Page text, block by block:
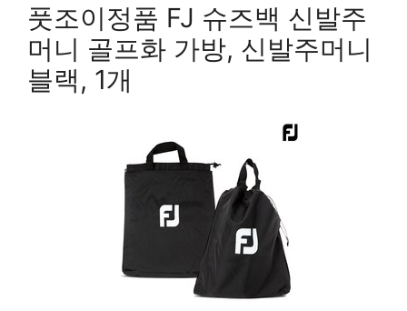
풋조이정품 FJ 슈즈백 신발주
머니 골프화 가방, 신발주머니
블랙, 1개